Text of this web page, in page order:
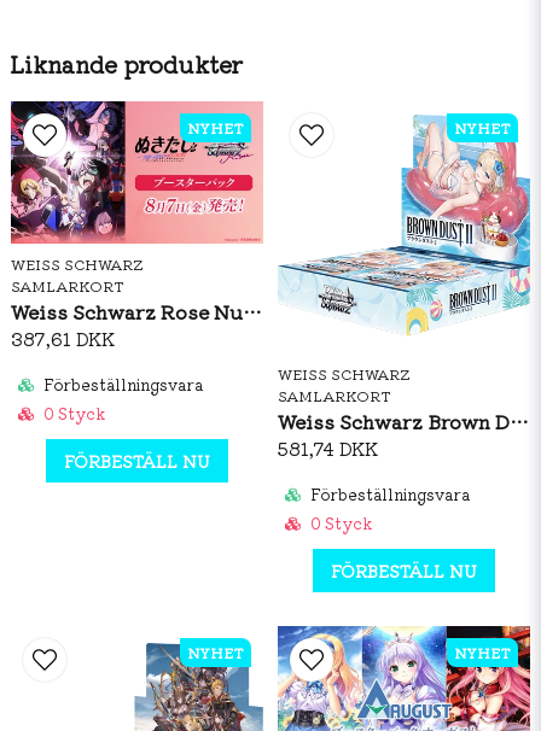
Liknande produkter
WEISS SCHWARZ
SAMLARKORT
Weiss Schwarz Rose Nukitashi The Animation Booster Box (JP)
387,61 DKK
Förbeställningsvara
0 Styck
FÖRBESTÄLL NU
NYHET
WEISS SCHWARZ
SAMLARKORT
Weiss Schwarz Brown Dust 2 Booster Box (JP)
581,74 DKK
Förbeställningsvara
0 Styck
FÖRBESTÄLL NU
NYHET
NYHET NYHET